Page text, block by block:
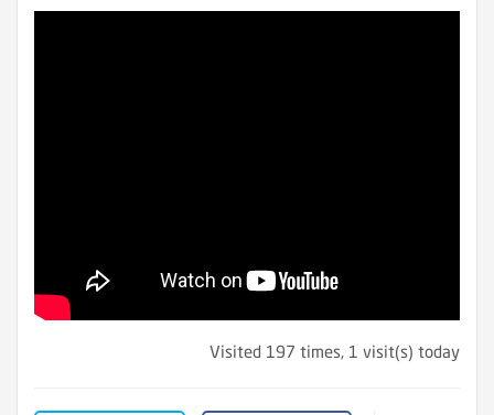
Visited 197 times, 1 visit(s) today